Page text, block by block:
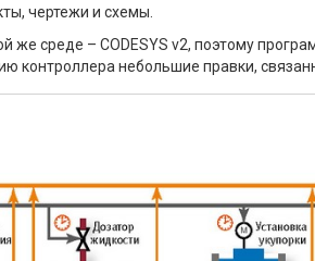
чертежи и схемы.
же среде – CODESYS v2, поэтому
контроллера небольшие правки,